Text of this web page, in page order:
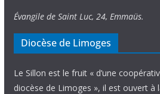
Évangile de Saint Luc, 24, Emmaüs.
Diocèse de Limoges
Le Sillon est le fruit « d’une
diocèse de Limoges », il est ouvert à